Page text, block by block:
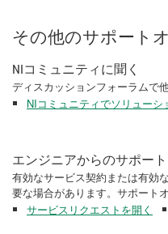
その他のサポート
NIコミュニティに聞く
ディスカッションフォーラムで
NIコミュニティでソリューシ
エンジニアからのサポー
有効なサービス契約または有効
要な場合があります。サポート
サービスリクエストを開く